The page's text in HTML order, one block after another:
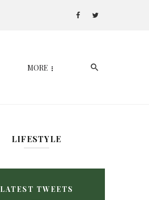
MORE
LIFESTYLE
LATEST TWEETS